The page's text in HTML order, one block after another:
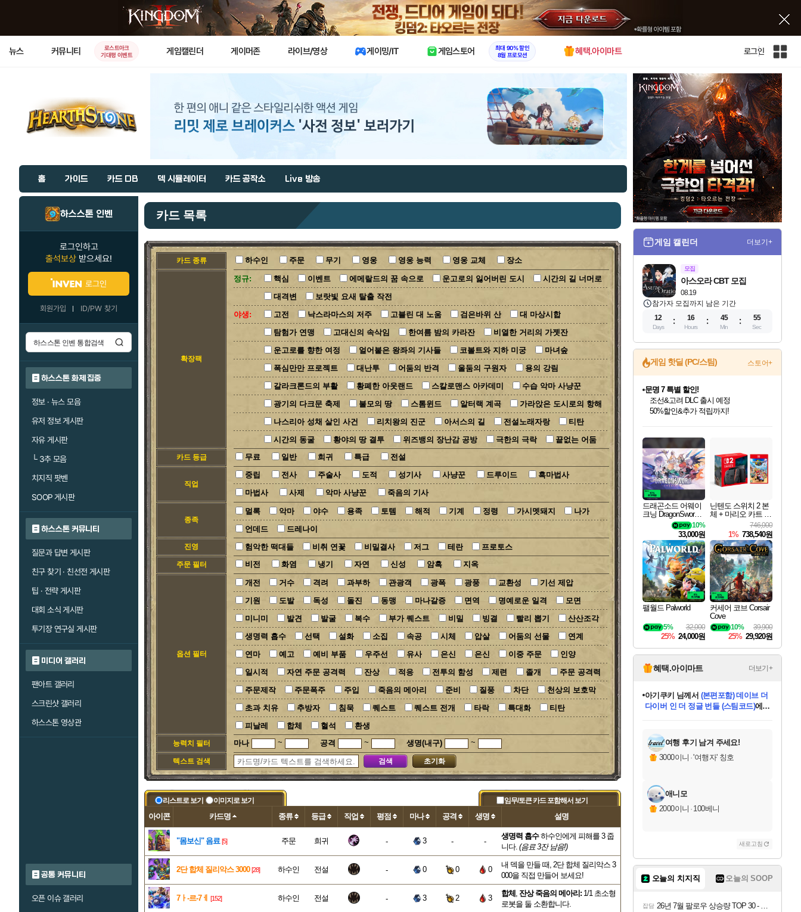
X
뉴스 커뮤니티
로스트아크
기대평 이벤트
게임캘린더 게이머존 라이브/영상 게이밍/IT 게임스토어
최대 90% 할인
8월 프로모션
혜택.아이마트 로그인
인
전
체
사
이
트
맵
홈 가이드 카드 DB 덱 시뮬레이터 카드 공작소 Live 방송
하스스톤 인벤
로그인하고
출석보상 받으세요!
로그인
회원가입 ID/PW 찾기
하스스톤 화제 집중
정보 · 뉴스 모음
유저 정보 게시판
자유 게시판
└3추 모음
치지직 팟벤
SOOP 게시판
하스스톤 커뮤니티
질문과 답변 게시판
친구 찾기 · 친선전 게시판
팁 · 전략 게시판
대회 소식 게시판
투기장 연구실 게시판
미디어 갤러리
팬아트 갤러리
스크린샷 갤러리
하스스톤 영상관
공통 커뮤니티
오픈 이슈 갤러리
카드 목록
카드 종류 하수인 주문 무기 영웅 영웅 능력 영웅 교체 장소
확장팩
정규: 핵심 이벤트 에메랄드의 꿈 속으로 운고로의 잃어버린 도시
시간의 길 너머로
대격변
보랏빛 요새 탈출 작전
야생:
고전 낙스라마스의 저주 고블린 대 노움 검은바위 산
대 마상시합
탐험가 연맹
고대신의 속삭임 한여름 밤의 카라잔
비열한 거리의 가젯잔
운고로를 향한 여정
얼어붙은 왕좌의 기사들 코볼트와 지하 미궁
마녀숲
폭심만만 프로젝트
대난투 어둠의 반격 울둠의 구원자
용의 강림
갈라크론드의 부활
황폐한 아웃랜드 스칼로맨스 아카데미
수습 악마 사냥꾼
광기의 다크문 축제
불모의 땅 스톰윈드 알터랙 계곡
가라앉은 도시로의 항해
나스리아 성채 살인 사건
리치왕의 진군 아서스의 길 전설노래자랑
티탄
시간의 동굴
황야의 땅 결투 위즈뱅의 장난감 공방 극한의 극락 끝없는 어둠
카드 등급 무료 일반 희귀 특급 전설
직업
중립 전사 주술사 도적 성기사 사냥꾼 드루이드
흑마법사
마법사
사제 악마 사냥꾼 죽음의 기사
종족
멀록 악마 야수 용족 토템 해적 기계 정령 가시멧돼지
나가
언데드
드레나이
진영 험악한 떡대들 비취 연꽃 비밀결사 저그 테란 프로토스
주문 필터 비전 화염 냉기 자연 신성 암흑 지옥
옵션 필터
개전 거수 격려 과부하 관광객 광폭 광풍 교환성
기선 제압
기원
도발 독성 돌진 동맹 마나갈증 면역 명예로운 일격
모면
미니미
발견 발굴 복수 부가 퀘스트 비밀 빙결 빨리 뽑기
산산조각
생명력 흡수
선택 설화 소집 속공 시체 압살 어둠의 선물
연계
연마
예고 예비 부품 우주선 유사 은신 은신 이중 주문
인양
일시적
자연 주문 공격력 잔상 적응 전투의 함성 제련 졸개
주문 공격력
주문제작
주문폭주 주입 죽음의 메아리 준비 질풍 차단
천상의 보호막
초과 치유
추방자 침묵 퀘스트 퀘스트 전개 타락 특대화
티탄
피날레
합체 혈석 환생
능력치 필터 마나 ~ 공격 ~ 생명(내구) ~
텍스트 검색 검색 초기화
리스트로 보기 이미지로 보기 임무/토큰 카드 포함해서 보기
아이콘 카드명 종류 등급 직업 평점 마나 공격 생명 설명
"몸보신" 음료 [5] 주문 희귀 - 3 - -
생명력 흡수하수인에게 피해를 3 줍
니다. (음료 3잔 남음!)
2단 합체 질리악스 3000 [28] 하수인 전설 - 0 0 0
내 덱을 만들 때, 2단 합체 질리악스 3
000을 직접 만들어 보세요!
7ㅏ-르-7ㅔ [152] 하수인 전설 - 3 2 3
합체 , 잔상 죽음의 메아리: 1/1 초소형
로봇을 둘 소환합니다.
게임 캘린더 더보기+
모집
08.19
아스오라 CBT 모집
참가자 모집까지 남은 기간
12
Days
16
Hours
45
Min
54
Sec
게임 핫딜 (PC/스팀) 스토어+
최대 90% 할인가를 만나보세요!
네이버혜택과 함께 만나보세요!
조선&고려 DLC 출시 예정
50%할인&추가 적립까지!
귀무자: 검의 길 예약 판매 중!
이니&베니 혜택까지!
네이버 혜택가와 함께 예약하세요!
할인&네이버혜택으로 만나보세요!
네이버페이 혜택과 만나보세요!
40주년 프로모션으로 만나보세요!
네이버 포인트 혜택까지!
할인가에 만나보세요!
일부 에디션 상시 할인!
혜택으로 예약 판매 중
편안하게 충전하세요
드래곤소드 어웨이
크닝 DragonSword A
10%
33,000원
닌텐도 스위치 2 본
체 + 마리오 카트 월
746,000
1% 738,540원
팰월드 Palworld
32,000
5%
25% 24,000원
커세어 코브 Corsair
Cove
39,900
10%
25% 29,920원
혜택.아이마트 더보기+
당첨되셨습니다.
당첨되셨습니다.
eksxo님께서 디스코 엘리시움 최종판
(스팀코드) 에 당첨되셨습니다.
당첨되셨습니다.
당첨되셨습니다.
에디션 (스팀코드) 를 교환.
당첨되셨습니다.
당첨되셨습니다.
당첨되셨습니다.
당첨되셨습니다.
여행 후기 남겨 주세요!
3000이니 ·'여행자' 칭호
애니모
2000이니 · 100베니
새로고침
오늘의 치지직 오늘의 SOOP
잡담 26년 7월 팔로우 상승량 TOP 30 - 월간 치지직